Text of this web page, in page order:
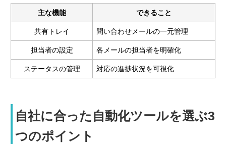
主な機能 できること
共有トレイ 問い合わせメールの一元管理
担当者の設定 各メールの担当者を明確化
ステータスの管理 対応の進捗状況を可視化
自社に合った自動化ツールを選ぶ3
つのポイント